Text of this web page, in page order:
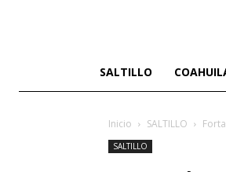
SALTILLO
Inicio SALTILLO
SALTILLO